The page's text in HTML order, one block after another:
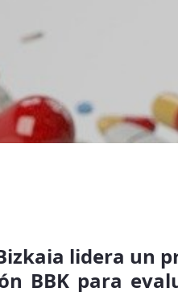
lidera un
BBK para